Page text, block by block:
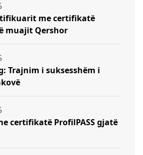
me certifikatë
muajit Qershor
Trajnim i suksesshëm i
certifikatë ProfilPASS gjatë